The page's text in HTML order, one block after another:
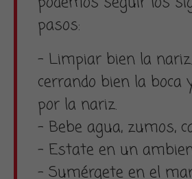
pasos:
– Limpiar bien la
cerrando bien la boca
por la nariz.
– Bebe agua, zumos,
– Estate en un
– Sumérgete en el